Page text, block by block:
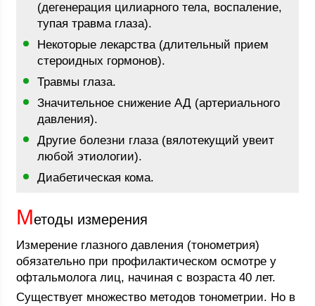
(дегенерация цилиарного тела, воспаление,
тупая травма глаза).
Некоторые лекарства (длительный прием
стероидных гормонов).
Травмы глаза.
Значительное снижение АД (артериального
давления).
Другие болезни глаза (вялотекущий увеит
любой этиологии).
Диабетическая кома.
Методы измерения
Измерение глазного давления (тонометрия)
обязательно при профилактическом осмотре у
офтальмолога лиц, начиная с возраста 40 лет.
Существует множество методов тонометрии. Но в